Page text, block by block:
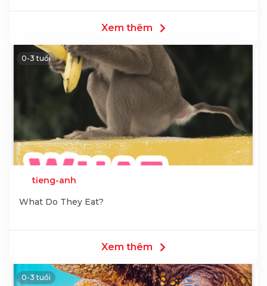
Xem thêm
0-3 tuổi
tieng-anh
What Do They Eat?
Xem thêm
0-3 tuổi